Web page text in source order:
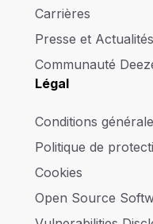
Carrières
Presse et Actualités
Communauté
Légal
Conditions
Politique de
Cookies
Open Source